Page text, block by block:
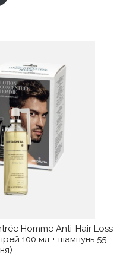
Homme Anti-Hair Loss
100 мл + шампунь 55